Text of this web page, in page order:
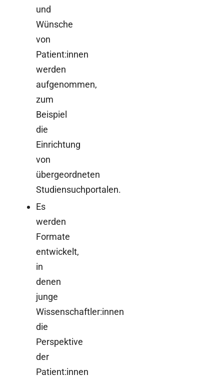
und
Wünsche
von
Patient:innen
werden
aufgenommen,
zum
Beispiel
die
Einrichtung
von
übergeordneten
Studiensuchportalen.
Es
werden
Formate
entwickelt,
in
denen
junge
Wissenschaftler:innen
die
Perspektive
der
Patient:innen